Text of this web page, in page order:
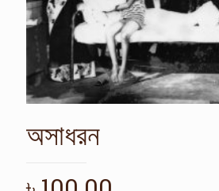
অসাধরন